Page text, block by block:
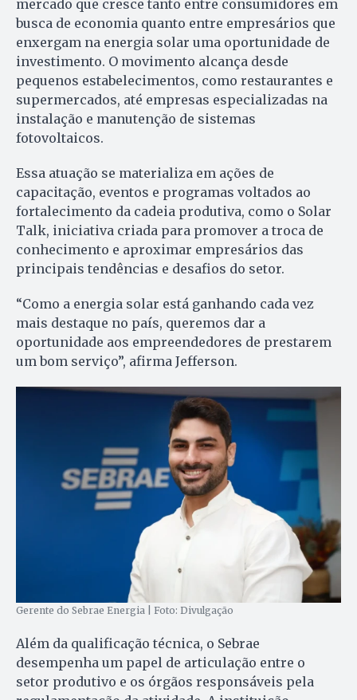
mercado que cresce tanto entre consumidores em
busca de economia quanto entre empresários que
enxergam na energia solar uma oportunidade de
investimento. O movimento alcança desde
pequenos estabelecimentos, como restaurantes e
supermercados, até empresas especializadas na
instalação e manutenção de sistemas
fotovoltaicos.
Essa atuação se materializa em ações de
capacitação, eventos e programas voltados ao
fortalecimento da cadeia produtiva, como o Solar
Talk, iniciativa criada para promover a troca de
conhecimento e aproximar empresários das
principais tendências e desafios do setor.
“Como a energia solar está ganhando cada vez
mais destaque no país, queremos dar a
oportunidade aos empreendedores de prestarem
um bom serviço”, afirma Jefferson.
Gerente do Sebrae Energia | Foto: Divulgação
Além da qualificação técnica, o Sebrae
desempenha um papel de articulação entre o
setor produtivo e os órgãos responsáveis pela